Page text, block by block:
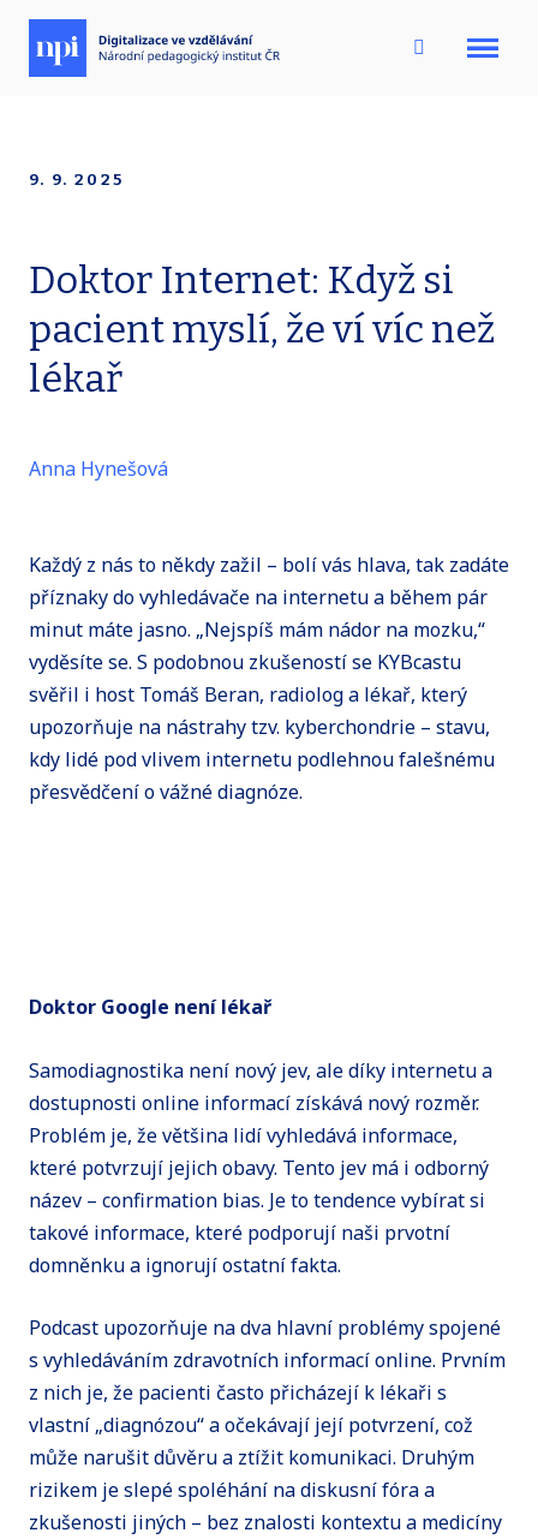
Menu
9. 9. 2025
Doktor Internet: Když si
pacient myslí, že ví víc než
lékař
Anna Hynešová
Každý z nás to někdy zažil – bolí vás hlava, tak zadáte
příznaky do vyhledávače na internetu a během pár
minut máte jasno. „Nejspíš mám nádor na mozku,“
vyděsíte se. S podobnou zkušeností se KYBcastu
svěřil i host Tomáš Beran, radiolog a lékař, který
upozorňuje na nástrahy tzv. kyberchondrie – stavu,
kdy lidé pod vlivem internetu podlehnou falešnému
přesvědčení o vážné diagnóze.
Doktor Google není lékař
Samodiagnostika není nový jev, ale díky internetu a
dostupnosti online informací získává nový rozměr.
Problém je, že většina lidí vyhledává informace,
které potvrzují jejich obavy. Tento jev má i odborný
název – confirmation bias. Je to tendence vybírat si
takové informace, které podporují naši prvotní
domněnku a ignorují ostatní fakta.
Podcast upozorňuje na dva hlavní problémy spojené
s vyhledáváním zdravotních informací online. Prvním
z nich je, že pacienti často přicházejí k lékaři s
vlastní „diagnózou“ a očekávají její potvrzení, což
může narušit důvěru a ztížit komunikaci. Druhým
rizikem je slepé spoléhání na diskusní fóra a
zkušenosti jiných – bez znalosti kontextu a medicíny